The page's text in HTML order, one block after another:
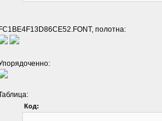
FC1BE4F13D86CE52.FONT, полотна:
Код: